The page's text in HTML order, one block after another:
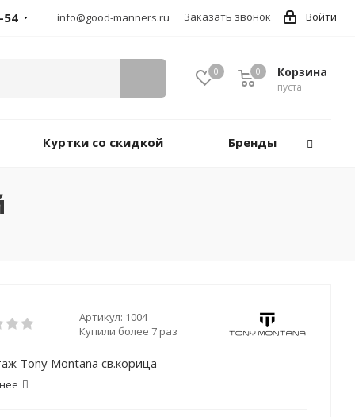
Войти
54 info@good-manners.ru Заказать звонок
0 Корзина
пуста
0
Куртки со скидкой Бренды
Артикул: 1004
Купили более 7 раз
Tony Montana св.корица